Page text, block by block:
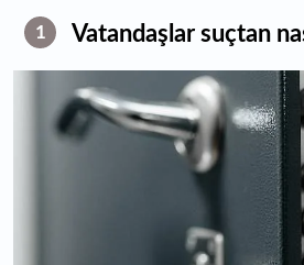
1 Vatandaşlar suçtan